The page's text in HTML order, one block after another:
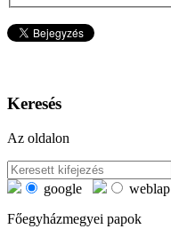
Keresés
Az oldalon
google
weblap
Főegyházmegyei papok